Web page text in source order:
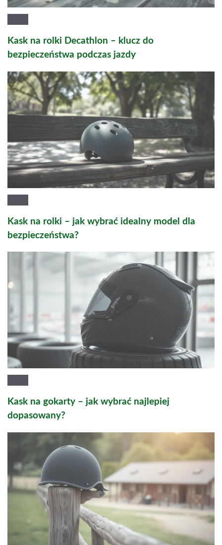
Kask na rolki Decathlon – klucz do
bezpieczeństwa podczas jazdy
Kask na rolki – jak wybrać idealny model dla
bezpieczeństwa?
Kask na gokarty – jak wybrać najlepiej
dopasowany?